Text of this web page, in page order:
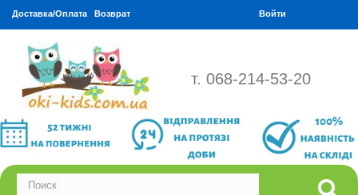
Доставка/Оплата Возврат Войти
т. 068-214-53-20